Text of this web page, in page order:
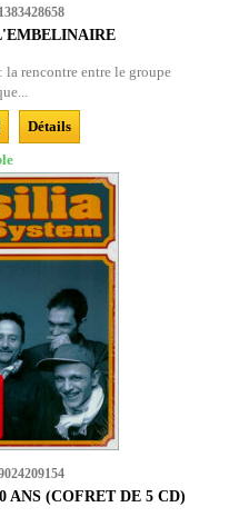
rencontre entre le groupe
Détails
ANS (COFRET DE 5 CD)